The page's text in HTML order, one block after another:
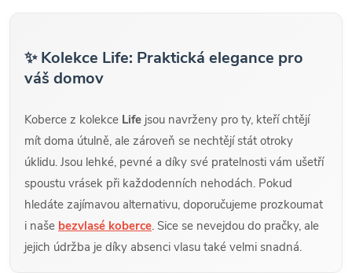
✨ Kolekce Life: Praktická elegance pro
váš domov
Koberce z kolekce Life jsou navrženy pro ty, kteří chtějí
mít doma útulně, ale zároveň se nechtějí stát otroky
úklidu. Jsou lehké, pevné a díky své pratelnosti vám ušetří
spoustu vrásek při každodenních nehodách. Pokud
hledáte zajímavou alternativu, doporučujeme prozkoumat
i naše bezvlasé koberce. Sice se nevejdou do pračky, ale
jejich údržba je díky absenci vlasu také velmi snadná.